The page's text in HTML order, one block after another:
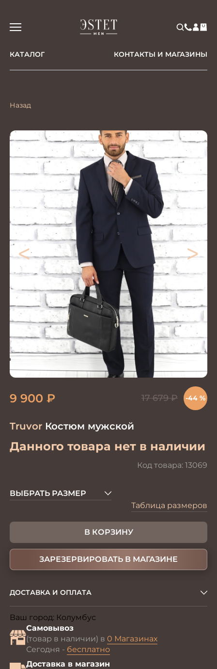
КАТАЛОГ КОНТАКТЫ И МАГАЗИНЫ
Назад
< >
Truvor Костюм мужской
Данного товара нет в наличии
Код товара: 13069
9 900 ₽ 17 679₽ -44 %
ВЫБРАТЬ РАЗМЕР
Таблица размеров
В КОРЗИНУ
ЗАРЕЗЕРВИРОВАТЬ В МАГАЗИНЕ
ДОСТАВКА И ОПЛАТА
Ваш город: Колумбус
Самовывоз
(товар в наличии) в 0 Магазинах
Сегодня - бесплатно
Доставка в магазин